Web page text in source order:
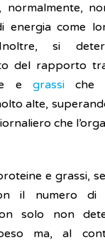
normalmente,
energia come
si
del rapporto
e grassi che
alte,
che
e grassi,
il numero di
solo non
ma, al